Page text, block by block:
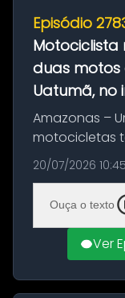
Episódio
Motociclista
duas motos
Uatumã, no
Amazonas –
motocicletas
Figueiredo de
de São
Amazonas. A
20/07/2026 10:45
Ouça o texto
Ver